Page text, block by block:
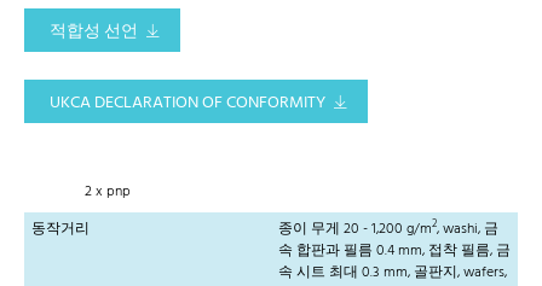
적합성 선언
UKCA DECLARATION OF CONFORMITY
2 x pnp
동작거리
종이 무게 20 - 1,200 g/m2, washi, 금
속 합판과 필름 0.4 mm, 접착 필름, 금
속 시트 최대 0.3 mm, 골판지, wafers,